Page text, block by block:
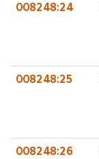
008248:24
008248:25
008248:26